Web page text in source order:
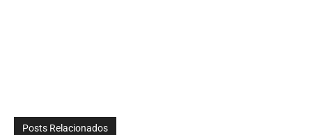
Posts Relacionados